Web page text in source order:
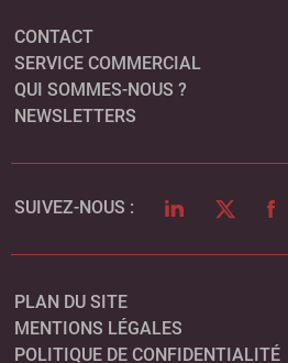
CONTACT
SERVICE COMMERCIAL
QUI SOMMES-NOUS ?
NEWSLETTERS
SUIVEZ-NOUS : LINKEDINTWITTER
PLAN DU SITE
MENTIONS LÉGALES
POLITIQUE DE CONFIDENTIALITÉ